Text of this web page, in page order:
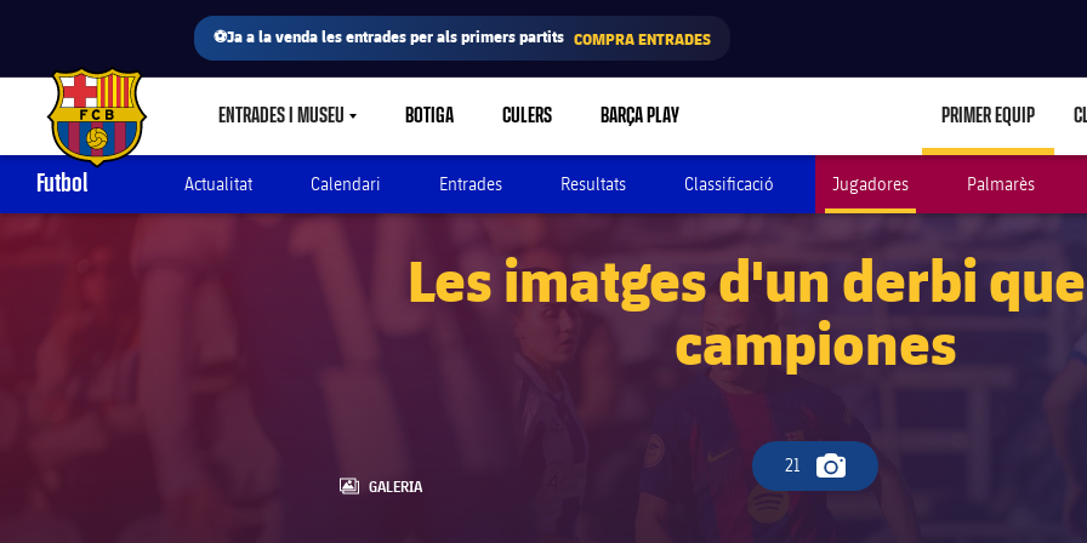
⚽Ja a la venda les entrades per als primers partits COMPRA ENTRADES
FC Barcelona club badge ENTRADES I MUSEULABEL.SHARE.CARETDOWN
BOTIGA CULERS BARÇA PLAY PRIMER EQUIP
Futbol Actualitat Calendari Entrades Resultats Classificació Jugadores Palmarès
Les imatges d'un derbi
campiones
21
Icona de càmera
LABEL.ARIA.GALLERY
GALERIA